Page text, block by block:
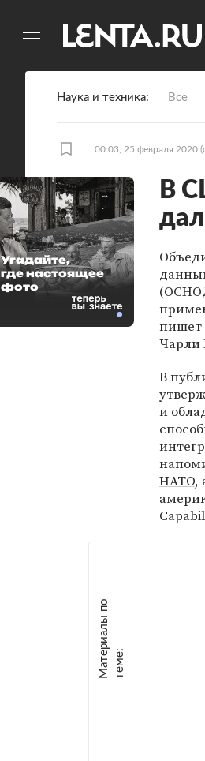
Наука и техника Все
00:03, 25 февраля 2020
В
пишет
Чарли
В
и
НАТО,
М
а
т е
р
и
а
л
ы
п
о
т
е
м
е :
Угадайте,
где настоящее
фото